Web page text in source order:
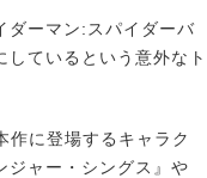
ダーマン:スパイダーバ
ているという意外なト
に登場するキャラク
ャー・シングス』や